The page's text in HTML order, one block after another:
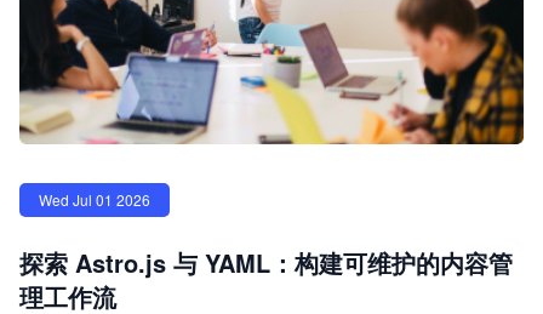
Wed Jul 01 2026
探索 Astro.js 与 YAML：构建可维护的内容管
理工作流